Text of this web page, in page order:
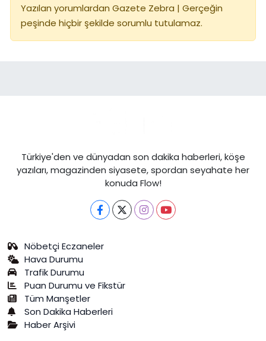
Yazılan yorumlardan Gazete Zebra | Gerçeğin
peşinde hiçbir şekilde sorumlu tutulamaz.
Türkiye'den ve dünyadan son dakika haberleri, köşe
yazıları, magazinden siyasete, spordan seyahate her
konuda Flow!
Nöbetçi Eczaneler
Hava Durumu
Trafik Durumu
Puan Durumu ve Fikstür
Tüm Manşetler
Son Dakika Haberleri
Haber Arşivi